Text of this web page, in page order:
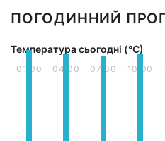
ПОГОДИННИЙ
Температура сьогодні (°С)
01:00 04:00 07:00 10:00